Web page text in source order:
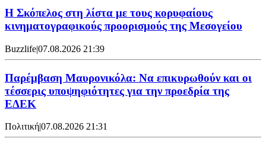
Η Σκόπελος στη λίστα με τους κορυφαίους
κινηματογραφικούς προορισμούς της Μεσογείου
Buzzlife|07.08.2026 21:39
Παρέμβαση Μαυρονικόλα: Να επικυρωθούν και οι
τέσσερις υποψηφιότητες για την προεδρία της
ΕΔΕΚ
Πολιτική|07.08.2026 21:31